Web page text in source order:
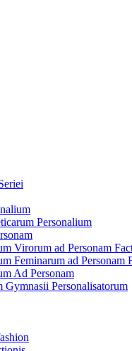
Personalium
Virorum ad Personam
Feminarum ad Personam
Ad Personam
Gymnasii Personalisatorum